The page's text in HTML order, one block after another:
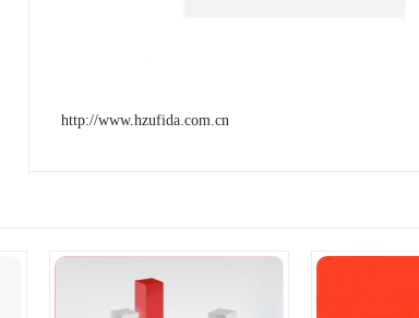
http://www.hzufida.com.cn